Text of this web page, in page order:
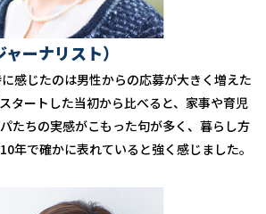
ーナリスト）
感じたのは男性からの応募が大きく増えた
タートした当初から比べると、家事や育児
たちの実感がこもった句が多く、暮らし方
年で確かに表れていると強く感じました。